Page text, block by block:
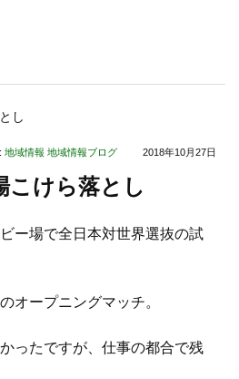
し
地域情報 地域情報ブログ 2018年10月27日
こけら落とし
ー場で全日本対世界選抜の試
オープニングマッチ。
ったですが、仕事の都合で残